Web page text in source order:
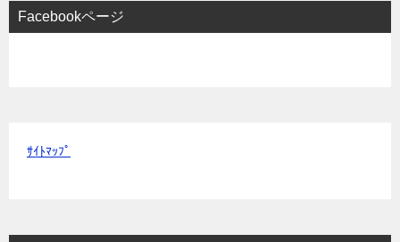
Facebookページ
ｻｲﾄﾏｯﾌﾟ